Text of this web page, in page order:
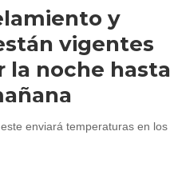
y
vigentes
la noche hasta
enviará temperaturas en los